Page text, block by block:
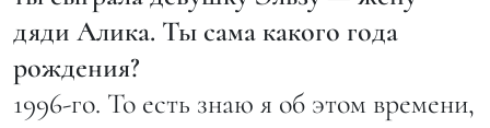
дяди Алика. Ты сама какого года
рождения?
1996-го. То есть знаю я об этом времени,